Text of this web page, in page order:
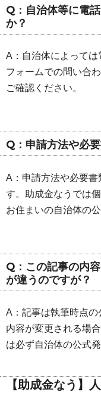
Q：自治体等に電
か？
A：自治体によって
フォームでの問い合
ご確認ください。
Q：申請方法や必
A：申請方法や必要書
す。助成金なうでは
お住まいの自治体の
Q：この記事の内
が違うのですが？
A：記事は執筆時点
内容が変更される場
は必ず自治体の公式
【助成金なう】